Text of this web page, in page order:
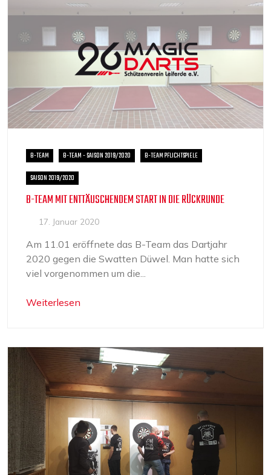
B-TEAM B-TEAM - SAISON 2019/2020 B-TEAM PFLICHTSPIELE
SAISON 2019/2020
B-TEAM MIT ENTTÄUSCHENDEM START IN DIE RÜCKRUNDE
17. Januar 2020
Am 11.01 eröffnete das B-Team das Dartjahr
2020 gegen die Swatten Düwel. Man hatte sich
viel vorgenommen um die...
Weiterlesen